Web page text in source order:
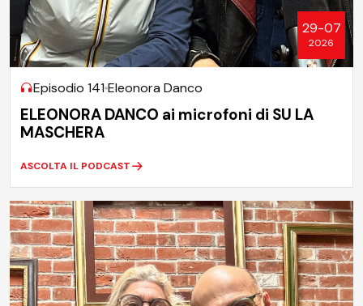
29-07
2026
Episodio 141 Eleonora Danco
ELEONORA DANCO ai microfoni di SU LA
MASCHERA
ASCOLTA IL PODCAST